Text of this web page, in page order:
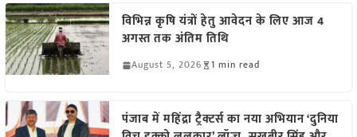
विभिन्न कृषि यंत्रों हेतु आवेदन के लिए आज 4
अगस्त तक अंतिम तिथि
August 5, 2026 1 min read
पंजाब में महिंद्रा ट्रैक्टर्स का नया अभियान ‘दुनिया